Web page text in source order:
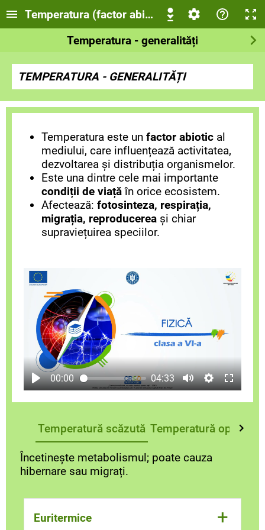
Temperatura (factor abiotic în ecosistem)
Temperatura - generalități
TEMPERATURA - GENERALITĂȚI
Temperatura este un factor abiotic al
mediului, care influențează activitatea,
dezvoltarea și distribuția organismelor.
Este una dintre cele mai importante
condiții de viațăîn orice ecosistem.
Afectează: fotosinteza, respirația,
migrația, reproducerea și chiar
supraviețuirea speciilor.
00:00 04:33
Temperatură scăzută Temperatură optimă
Încetinește metabolismul; poate cauza
hibernare sau migrați.
Euritermice +